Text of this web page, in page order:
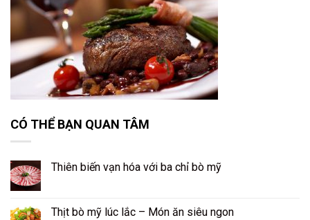
CÓ THỂ BẠN QUAN TÂM
Thiên biến vạn hóa với ba chỉ bò mỹ
Thịt bò mỹ lúc lắc – Món ăn siêu ngon